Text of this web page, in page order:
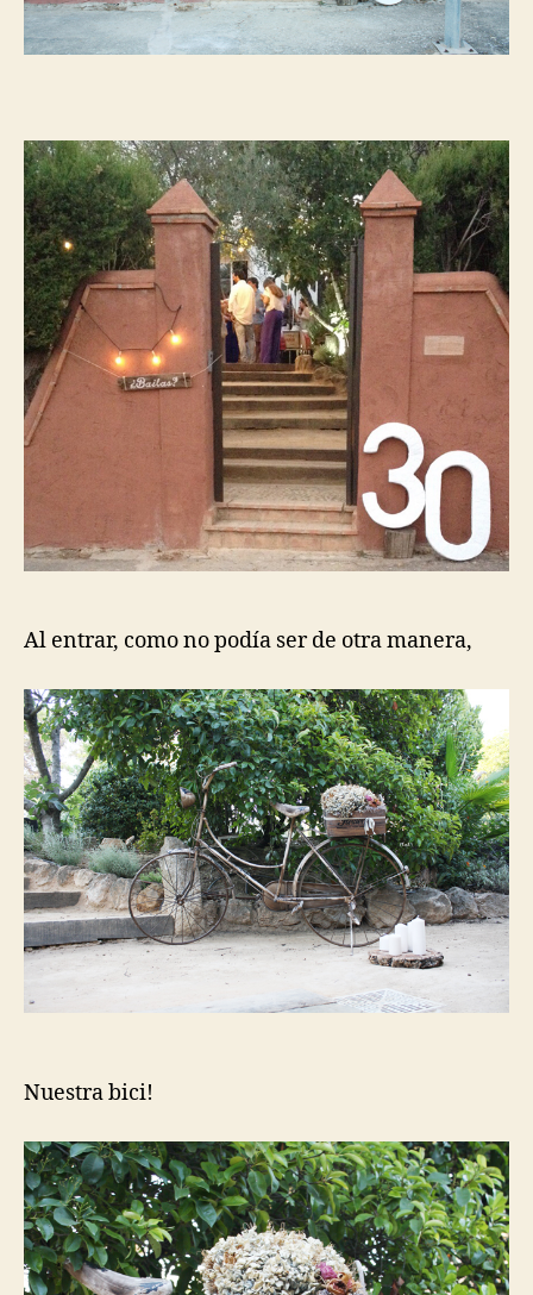
Al entrar, como no podía ser de otra manera,
Nuestra bici!